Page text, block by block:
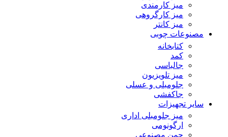
میز کارمندی
میز کارگروهی
میز کانتر
مصنوعات چوبی
کتابخانه
کمد
جالباسی
میز تلویزیون
جلومبلی و عسلی
جاکفشی
سایر تجهیزات
میز جلومبلی اداری
ارگونومی
چمن مصنوعی